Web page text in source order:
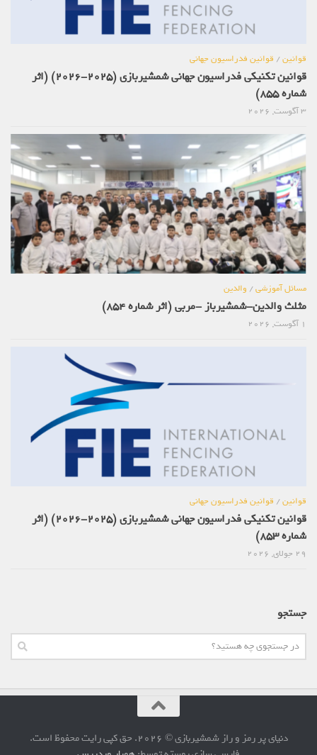
قوانین/قوانین فدراسیون جهانی
قوانین تکنیکی فدراسیون جهانی شمشیربازی (2025-2026) (اثر
شماره 855)
مسائل آموزشی/والدین
مثلث والدین-شمشیرباز -مربی (اثر شماره 854)
قوانین/قوانین فدراسیون جهانی
قوانین تکنیکی فدراسیون جهانی شمشیربازی (2025-2026) (اثر
شماره 853)
جستجو
دنیای پر رمز و راز شمشیربازی © 2026. حق کپی رایت محفوظ است.